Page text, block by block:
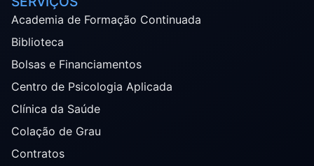
Academia de Formação Continuada
Biblioteca
Bolsas e Financiamentos
Centro de Psicologia Aplicada
Clínica da Saúde
Colação de Grau
Contratos